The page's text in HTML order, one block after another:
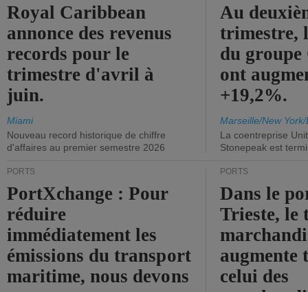
Royal Caribbean
annonce des revenus
records pour le
trimestre d'avril à
juin.
Miami
Nouveau record historique de chiffre
d'affaires au premier semestre 2026
Au
trimestre,
du
ont
+19,2%.
Marseille/New
La coentreprise
Stonepeak est
PORTS
PortXchange : Pour
réduire
immédiatement les
émissions du transport
maritime, nous devons
PORTS
Dans le
Trieste, le
augmente
celui des